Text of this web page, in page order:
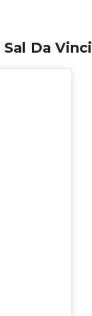
Sal Da Vinci